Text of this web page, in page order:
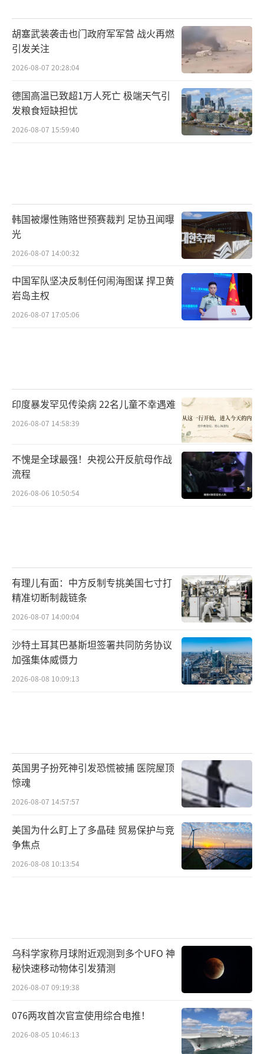
胡塞武装袭击也门政府军军营 战火再燃
引发关注
2026-08-07 20:28:04
德国高温已致超1万人死亡 极端天气引
发粮食短缺担忧
2026-08-07 15:59:40
韩国被爆性贿赂世预赛裁判 足协丑闻曝
光
2026-08-07 14:00:32
中国军队坚决反制任何闹海图谋 捍卫黄
岩岛主权
2026-08-07 17:05:06
印度暴发罕见传染病 22名儿童不幸遇难
2026-08-07 14:58:39
不愧是全球最强！央视公开反航母作战
流程
2026-08-06 10:50:54
有理儿有面：中方反制专挑美国七寸打
精准切断制裁链条
2026-08-07 14:00:04
沙特土耳其巴基斯坦签署共同防务协议
加强集体威慑力
2026-08-08 10:09:13
英国男子扮死神引发恐慌被捕 医院屋顶
惊魂
2026-08-07 14:57:57
美国为什么盯上了多晶硅 贸易保护与竞
争焦点
2026-08-08 10:13:54
乌科学家称月球附近观测到多个UFO 神
秘快速移动物体引发猜测
2026-08-07 09:19:38
076两攻首次官宣使用综合电推！
2026-08-05 10:46:13